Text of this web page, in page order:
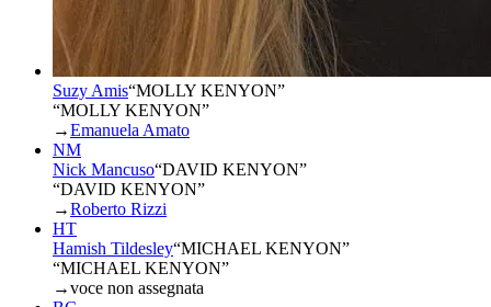
Suzy Amis“MOLLY KENYON”
“MOLLY KENYON”
→Emanuela Amato
NM
Nick Mancuso“DAVID KENYON”
“DAVID KENYON”
→Roberto Rizzi
HT
Hamish Tildesley“MICHAEL KENYON”
“MICHAEL KENYON”
→voce non assegnata